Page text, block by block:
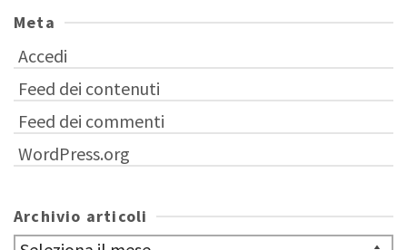
Meta
Accedi
Feed dei contenuti
Feed dei commenti
WordPress.org
Archivio articoli
Archivio